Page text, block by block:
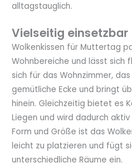
alltagstauglich.
Vielseitig
Wolkenkissen für Muttertag
Wohnbereiche und lässt sich
sich für das Wohnzimmer,
gemütliche Ecke und bringt
hinein. Gleichzeitig bietet es
Liegen und wird dadurch
Form und Größe ist das
leicht zu platzieren und fügt
unterschiedliche Räume ein.